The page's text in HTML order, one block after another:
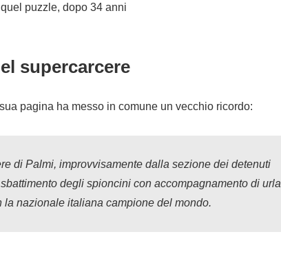
puzzle, dopo 34 anni
supercarcere
pagina ha messo in comune un vecchio ricordo:
di Palmi, improvvisamente dalla sezione dei detenuti
degli spioncini con accompagnamento di urla
la nazionale italiana campione del mondo.